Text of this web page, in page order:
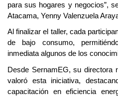
para sus hogares y negocios”,
Atacama, Yenny Valenzuela
Al finalizar el taller, cada
de bajo consumo,
inmediata algunos de los
Desde SernamEG, su directora
valoró esta iniciativa,
capacitación en eficiencia